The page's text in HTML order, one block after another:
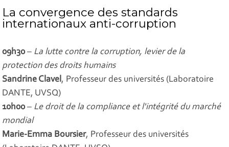
La convergence des standards
internationaux anti-corruption
09h30– La lutte contre la corruption, levier de la
protection des droits humains
Sandrine Clavel, Professeur des universités (Laboratoire
DANTE, UVSQ)
10h00– Le droit de la compliance et l'intégrité du marché
mondial
Marie-Emma Boursier, Professeur des universités